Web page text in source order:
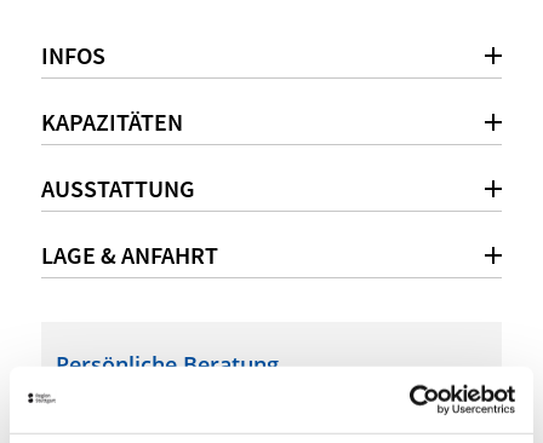
INFOS
KAPAZITÄTEN
AUSSTATTUNG
LAGE & ANFAHRT
Persönliche Beratung